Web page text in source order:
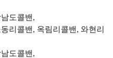
도콜밴,
리콜밴, 옥림리콜밴, 와현리
도콜밴,